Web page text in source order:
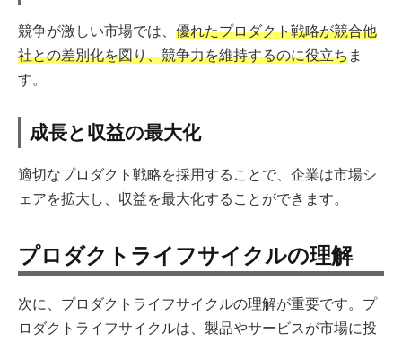
競争が激しい市場では、 優れたプロダクト戦略が競合他
社との差別化を図り、競争力を維持するのに役立ちま
す。
成長と収益の最大化
適切なプロダクト戦略を採用することで、企業は市場シ
ェアを拡大し、収益を最大化することができます。
プロダクトライフサイクルの理解
次に、プロダクトライフサイクルの理解が重要です。プ
ロダクトライフサイクルは、製品やサービスが市場に投